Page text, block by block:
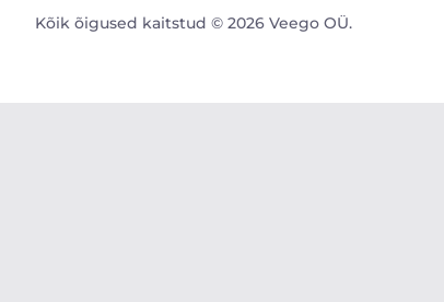
Kõik õigused kaitstud © 2026 Veego OÜ.